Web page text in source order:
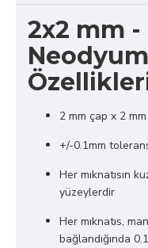
2x2 mm -
2 mm çap x 2 mm
+/-0.1mm
Her mıknatısın
yüzeylerdir
Her mıknatıs,
bağlandığında